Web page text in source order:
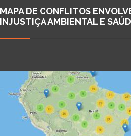
MAPA DE CONFLITOS
INJUSTIÇA AMBIENTAL E